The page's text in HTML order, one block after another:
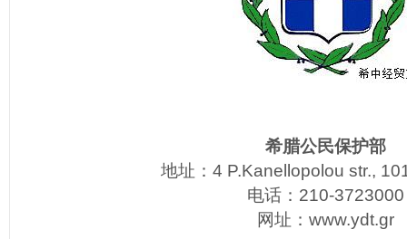
希腊公民保护部
地址：4 P.Kanellopolou str.,
电话：210-3723000
网址： www.ydt.gr